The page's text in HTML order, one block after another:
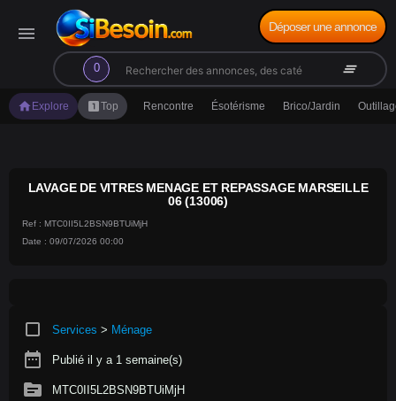
menu
0
search clear_all
Déposer une annonce
home Explore looks_oneTop Rencontre Ésotérisme Brico/Jardin
LAVAGE DE VITRES MENAGE ET REPASSAGE MARSEILLE
06 (13006)
Ref : MTC0II5L2BSN9BTUiMjH
Date : 09/07/2026 00:00
crop_square Services > Ménage
date_range Publié il y a 1 semaine(s)
source MTC0II5L2BSN9BTUiMjH